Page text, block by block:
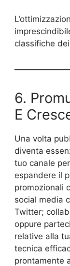
classifiche
6.
E
Una volta
diventa
tuo canale
espandere il
promozionali
social media
Twitter;
oppure
relative alla
tecnica
prontamente